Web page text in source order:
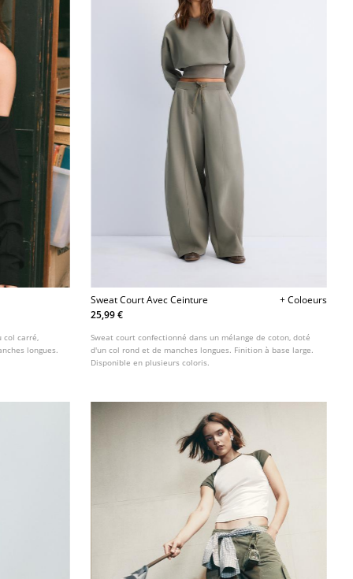
col carré,
longues.
Sweat Court Avec Ceinture
+ Coloeurs
25,99 €
Sweat court confectionné dans un mélange de coton, doté
d'un col rond et de manches longues. Finition à base large.
Disponible en plusieurs coloris.